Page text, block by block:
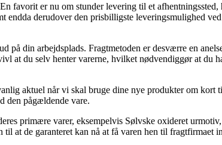
favorit er nu om stunder levering til et
endda derudover den prisbilligste leveringsmulighed
din arbejdsplads. Fragtmetoden er desværre en
at du selv henter varerne, hvilket nødvendiggør at du
aktuel når vi skal bruge dine nye produkter om kort
den pågældende vare.
primære varer, eksempelvis Sølvske oxideret
at de garanteret kan nå at få varen hen til fragtfirmaet